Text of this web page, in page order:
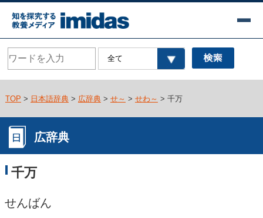
TOP > 日本語辞典> 広辞典> せ～ > せわ～ > 千万
広辞典
千万
せんばん